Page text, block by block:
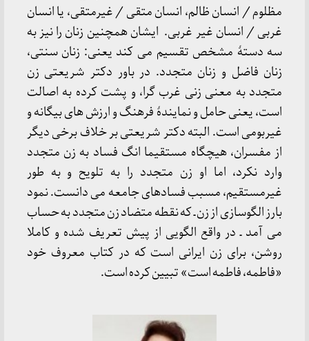
مظلوم / انسان ظالم، انسان متقی / غیرمتقی، یا انسان
غربی / انسان غیر غربی. ایشان همچنین زنان را نیز به
سه دستۀ مشخص تقسیم می کند یعنی: زنان سنتی،
زنان فاضل و زنان متجدد. در باور دکتر شریعتی زن
متجدد به معنی زنی غرب گرا، و پشت کرده به اصالت
است، یعنی حامل و نمایندۀ فرهنگ و ارزش های بیگانه و
غیربومی است. البته دکتر شریعتی بر خلاف برخی دیگر
از مفسران، هیچگاه مستقیما انگ فساد به زن متجدد
وارد نکرد، اما او زن متجدد را به تلویح و به طور
غیرمستقیم، مسبب فساد‌های جامعه می دانست. نمود
بارز الگوسازی از زن ـ که نقطه متضاد زن متجدد به حساب
می آمد ـ در واقع الگویی از پیش تعریف شده و کاملا
روشن، برای زن ایرانی است که در کتاب معروف خود
«فاطمه، فاطمه است» تبیین کرده است.